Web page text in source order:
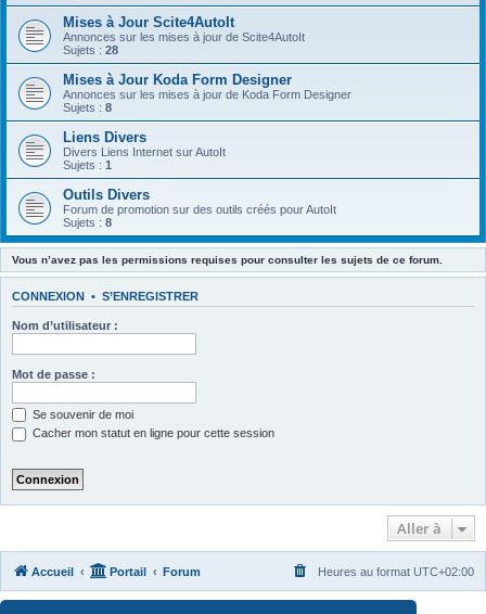
Mises à Jour Scite4AutoIt
Annonces sur les mises à jour de Scite4AutoIt
Sujets : 28
Mises à Jour Koda Form Designer
Annonces sur les mises à jour de Koda Form Designer
Sujets : 8
Liens Divers
Divers Liens Internet sur AutoIt
Sujets : 1
Outils Divers
Forum de promotion sur des outils créés pour AutoIt
Sujets : 8
Vous n’avez pas les permissions requises pour consulter les sujets de ce forum.
CONNEXION • S’ENREGISTRER
Nom d’utilisateur :
Mot de passe :
Se souvenir de moi
Cacher mon statut en ligne pour cette session
Aller à
Accueil Portail Forum Heures au format UTC+02:00